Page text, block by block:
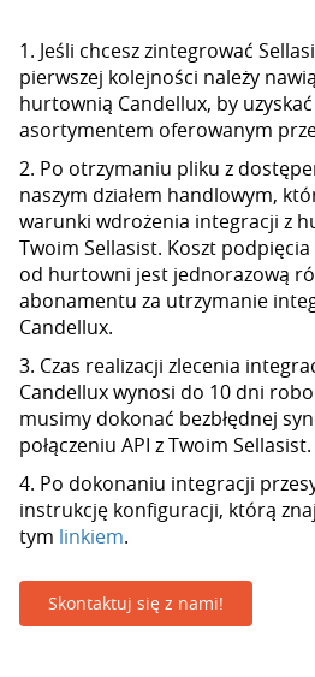
1. Jeśli chcesz zintegrować
pierwszej kolejności należy
hurtownią Candellux, by
asortymentem oferowanym
2. Po otrzymaniu pliku z
naszym działem handlowym,
warunki wdrożenia integracji z
Twoim Sellasist. Koszt
od hurtowni jest jednorazową
abonamentu za utrzymanie
Candellux.
3. Czas realizacji zlecenia
Candellux wynosi do 10 dni
musimy dokonać bezbłędnej
połączeniu API z Twoim Sellasist.
4. Po dokonaniu integracji
instrukcję konfiguracji, którą
tym linkiem.
Skontaktuj się z nami!